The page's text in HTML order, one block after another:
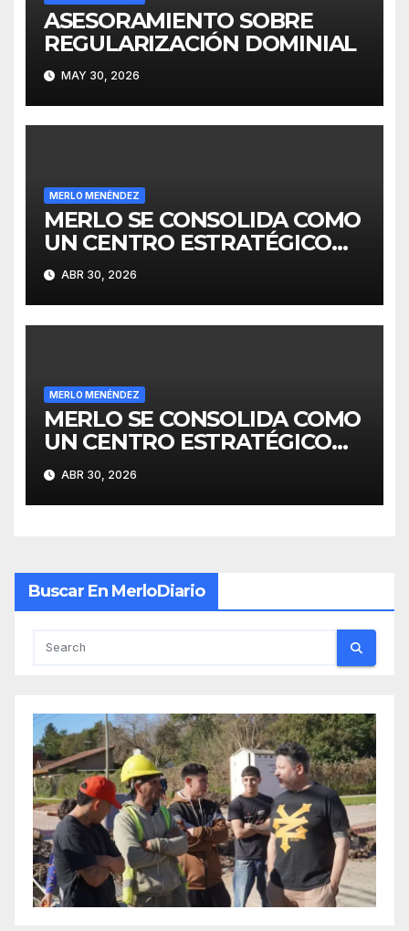
ASESORAMIENTO SOBRE
REGULARIZACIÓN DOMINIAL
MAY 30, 2026
MERLO MENÉNDEZ
MERLO SE CONSOLIDA COMO
UN CENTRO ESTRATÉGICO
PARA EL DESARROLLO DE
INVERSIONES
ABR 30, 2026
MERLO MENÉNDEZ
MERLO SE CONSOLIDA COMO
UN CENTRO ESTRATÉGICO
PARA EL DESARROLLO DE
INVERSIONES
ABR 30, 2026
Buscar En MerloDiario